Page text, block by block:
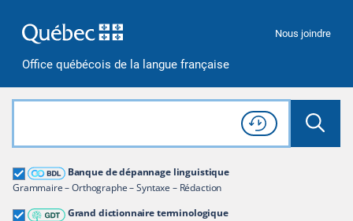
Office québécois de la langue française
Nous joindre
Rechercher dans tout le site
Lancer
Consulter l'
Historique
de recherche
Banque de dépannage linguistique
Grammaire – Orthographe – Syntaxe – Rédaction
Grand dictionnaire terminologique
Grand dictionnaire terminologique
Restreindre aux termes